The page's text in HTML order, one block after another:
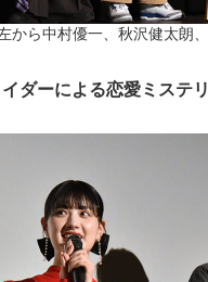
から中村優一、秋沢健太朗
ダーによる恋愛ミステリ